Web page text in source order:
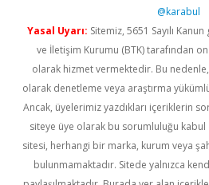
@karabul
Yasal Uyarı: Sitemiz, 5651 Sayılı
ve İletişim Kurumu (BTK) tarafından
olarak hizmet vermektedir. Bu
olarak denetleme veya araştırma
Ancak, üyelerimiz yazdıkları içeriklerin
siteye üye olarak bu sorumluluğu kabul
sitesi, herhangi bir marka, kurum veya
bulunmamaktadır. Sitede yalnızca